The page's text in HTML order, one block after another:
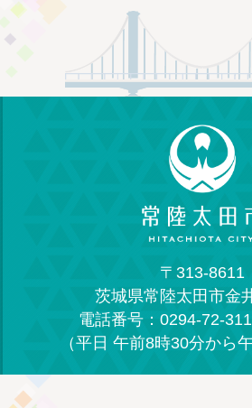
〒313-8611
茨城県常陸太田市金
電話番号：0294-72-
（平日 午前8時30分から